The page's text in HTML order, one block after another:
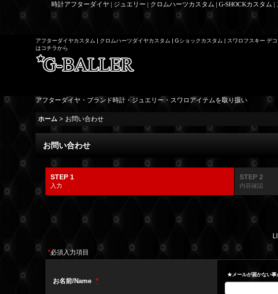
時計アフターダイヤ | ジュエリー | クロムハーツカスタム | G-SHOCKカスタ
アフターダイヤカスタム | クロムハーツダイヤカスタム | Gショックカスタム | スワロフスキー デ
はコチラから
アフターダイヤ・ブランド時計・ジュエリー・スワロアイテムを取り扱い
ホーム > お問い合わせ
お問い合わせ
STEP 1
入力
STEP 2
内容確認
*必須入力項目
お名前/Name *
★メールが届かない事